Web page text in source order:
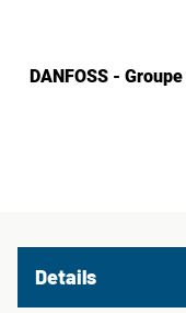
DANFOSS -
Details